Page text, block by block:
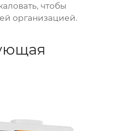
чтобы
организацией.